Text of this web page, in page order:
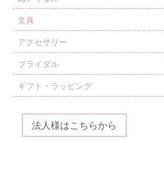
文具
アクセサリー
ブライダル
ギフト・ラッピング
法人様はこちらから